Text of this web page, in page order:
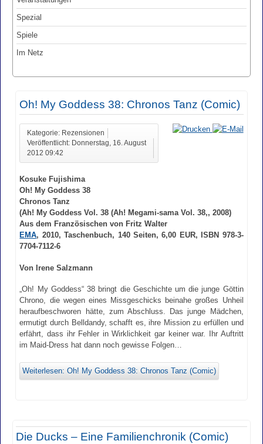
Spezial
Spiele
Im Netz
Oh! My Goddess 38: Chronos Tanz (Comic)
Kategorie: Rezensionen
Veröffentlicht: Donnerstag, 16. August
2012 09:42
Kosuke Fujishima
Oh! My Goddess 38
Chronos Tanz
(Ah! My Goddess Vol. 38 (Ah! Megami-sama Vol. 38,, 2008)
Aus dem Französischen von Fritz Walter
EMA, 2010, Taschenbuch, 140 Seiten, 6,00 EUR, ISBN 978-3-
7704-7112-6
Von Irene Salzmann
„Oh! My Goddess“ 38 bringt die Geschichte um die junge Göttin
Chrono, die wegen eines Missgeschicks beinahe großes Unheil
heraufbeschworen hätte, zum Abschluss. Das junge Mädchen,
ermutigt durch Belldandy, schafft es, ihre Mission zu erfüllen und
erfährt, dass ihr Fehler in Wirklichkeit gar keiner war. Ihr Auftritt
im Maid-Dress hat dann noch gewisse Folgen…
Weiterlesen: Oh! My Goddess 38: Chronos Tanz (Comic)
Die Ducks – Eine Familienchronik (Comic)